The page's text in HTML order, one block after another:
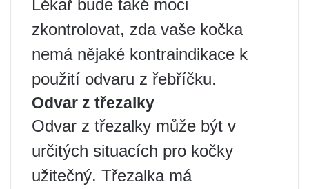
Lékař bude také moci
zkontrolovat, zda vaše kočka
nemá nějaké kontraindikace k
použití odvaru z řebříčku.
Odvar z třezalky
Odvar z třezalky může být v
určitých situacích pro kočky
užitečný. Třezalka má